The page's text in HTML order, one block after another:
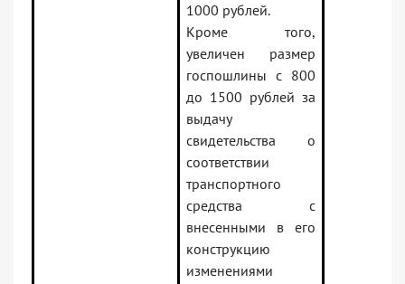
1000 рублей.
Кроме того,
увеличен размер
госпошлины с 800
до 1500 рублей за
выдачу
свидетельства о
соответствии
транспортного
средства с
внесенными в его
конструкцию
изменениями